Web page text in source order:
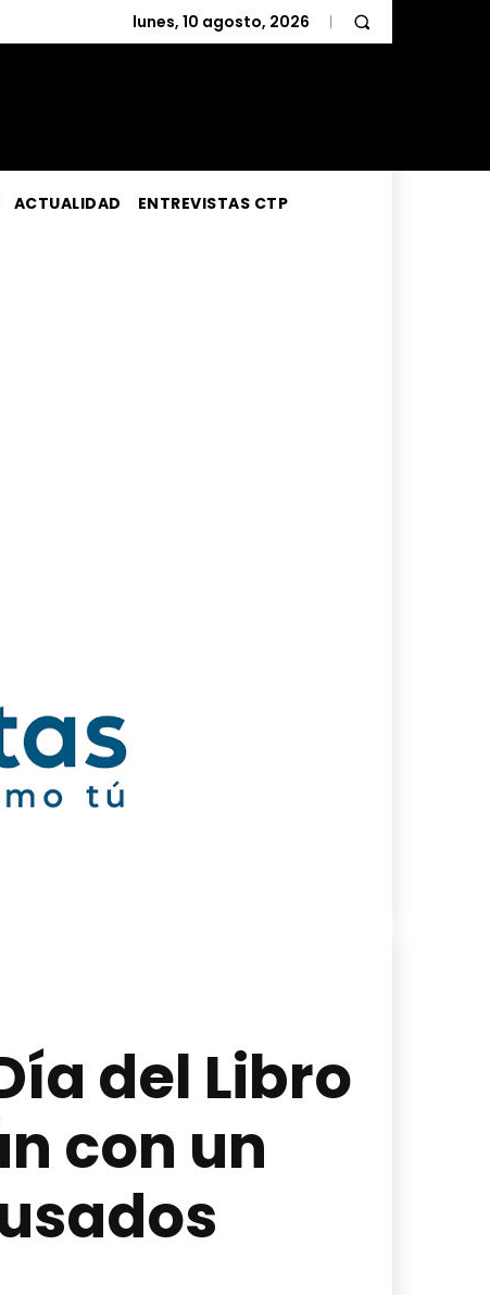
lunes, 10 agosto, 2026
ACTUALIDAD ENTREVISTAS CTP
del Libro
con un